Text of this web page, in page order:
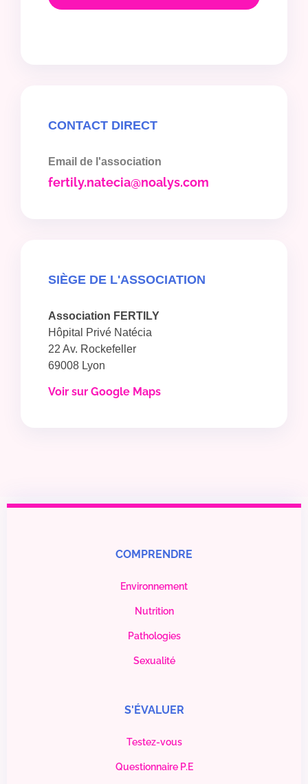
CONTACT DIRECT
Email de l'association
fertily.natecia@noalys.com
SIÈGE DE L'ASSOCIATION
Association FERTILY
Hôpital Privé Natécia
22 Av. Rockefeller
69008 Lyon
Voir sur Google Maps
COMPRENDRE
Environnement
Nutrition
Pathologies
Sexualité
S'ÉVALUER
Testez-vous
Questionnaire P.E